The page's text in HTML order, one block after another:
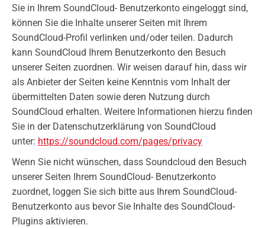
Sie in Ihrem SoundCloud- Benutzerkonto eingeloggt sind,
können Sie die Inhalte unserer Seiten mit Ihrem
SoundCloud-Profil verlinken und/oder teilen. Dadurch
kann SoundCloud Ihrem Benutzerkonto den Besuch
unserer Seiten zuordnen. Wir weisen darauf hin, dass wir
als Anbieter der Seiten keine Kenntnis vom Inhalt der
übermittelten Daten sowie deren Nutzung durch
SoundCloud erhalten. Weitere Informationen hierzu finden
Sie in der Datenschutzerklärung von SoundCloud
unter: https://soundcloud.com/pages/privacy
Wenn Sie nicht wünschen, dass Soundcloud den Besuch
unserer Seiten Ihrem SoundCloud- Benutzerkonto
zuordnet, loggen Sie sich bitte aus Ihrem SoundCloud-
Benutzerkonto aus bevor Sie Inhalte des SoundCloud-
Plugins aktivieren.